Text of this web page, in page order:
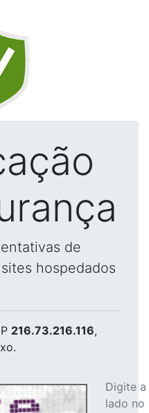
de
hospedados
216.73.216.116,
Digite
lado no